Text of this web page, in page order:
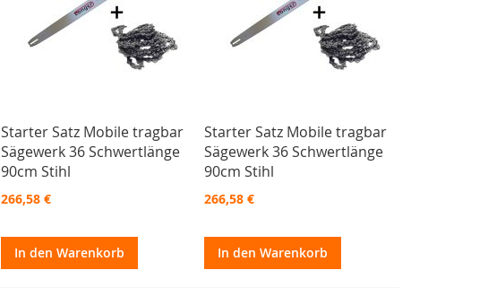
Starter Satz Mobile tragbar
Sägewerk 36 Schwertlänge
90cm Stihl
266,58 €
In den Warenkorb
Starter Satz Mobile tragbar
Sägewerk 36 Schwertlänge
90cm Stihl
266,58 €
In den Warenkorb